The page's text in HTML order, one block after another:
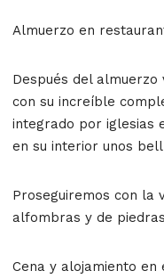
Almuerzo en
Después del
con su increíble
integrado por iglesias
en su interior unos
Proseguiremos con la
alfombras y de
Cena y alojamiento